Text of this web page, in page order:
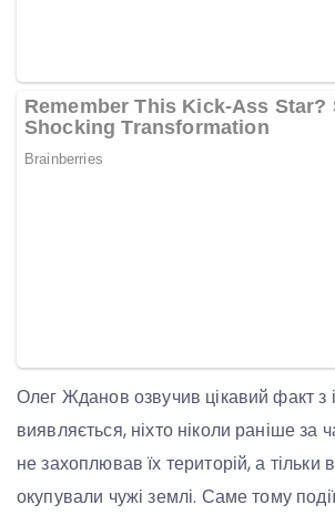
Олег Жданов озвучив цікавий факт з
виявляється, ніхто ніколи раніше за
не захоплював їх територій, а тільки
окупували чужі землі. Саме тому